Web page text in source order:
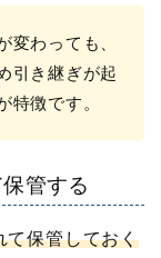
変わっても、
引き継ぎが起
特徴です。
管する
て保管しておく